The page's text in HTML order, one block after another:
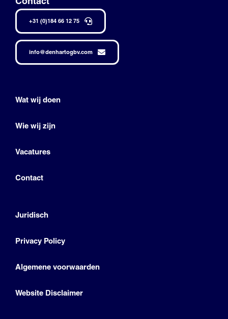
+31 (0)184 66 12 75
info@denhartogbv.com
Wat wij doen
Wie wij zijn
Vacatures
Contact
Juridisch
Privacy Policy
Algemene voorwaarden
Website Disclaimer